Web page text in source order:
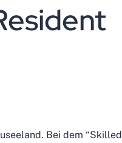
Bei dem “Skilled